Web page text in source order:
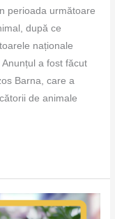
perioada următoare
după ce
naționale
a fost făcut
Barna, care a
de animale